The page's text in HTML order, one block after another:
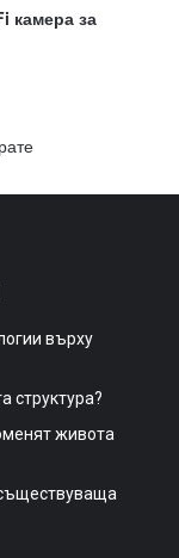
камера за
върху
структура?
живота